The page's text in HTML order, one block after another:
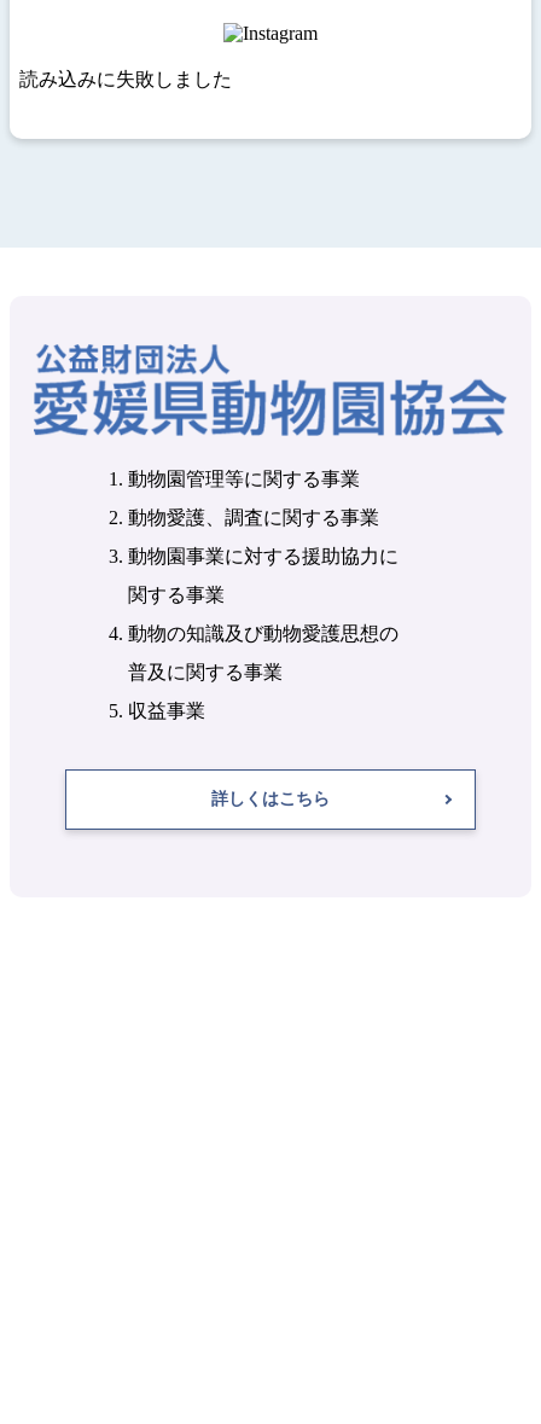
読み込みに失敗しました
動物園管理等に関する事業
動物愛護、調査に関する事業
動物園事業に対する援助協力に
関する事業
動物の知識及び動物愛護思想の
普及に関する事業
収益事業
詳しくはこちら